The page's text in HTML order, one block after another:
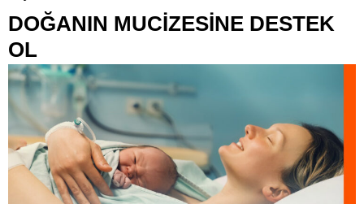
DOĞANIN MUCİZESİNE DESTEK
OL